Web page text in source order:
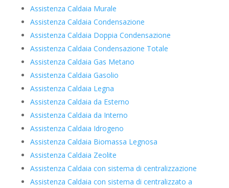
Assistenza Caldaia Murale
Assistenza Caldaia Condensazione
Assistenza Caldaia Doppia Condensazione
Assistenza Caldaia Condensazione Totale
Assistenza Caldaia Gas Metano
Assistenza Caldaia Gasolio
Assistenza Caldaia Legna
Assistenza Caldaia da Esterno
Assistenza Caldaia da Interno
Assistenza Caldaia Idrogeno
Assistenza Caldaia Biomassa Legnosa
Assistenza Caldaia Zeolite
Assistenza Caldaia con sistema di centralizzazione
Assistenza Caldaia con sistema di centralizzato a